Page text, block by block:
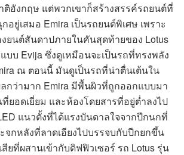
อังกฤษ แต่พวกเขาก็สร้างสรรค์รถยนต์ที่
ยู่เสมอ Emira เป็นรถยนต์พิเศษ เพราะ
งยนต์สันดาปภายในคันสุดท้ายของ Lotus
บบ Evija ซึ่งดูเหมือนจะเป็นรถที่ทรงพลัง
ณ ตอนนี้ มันดูเป็นรถที่น่าตื่นเต้นใน
กว่ามาก Emira มีพื้นผิวที่ถูกออกแบบมา
ยอดเยี่ยม และห้องโดยสารที่อยู่ต่ำลงไป
แนวตั้งที่ได้แรงบันดาลใจจากปีกนกที่
กหลังที่ลาดเอียงไปบรรจบกับปีกยกขึ้น
ยที่ผสานเข้ากับดิฟฟิวเซอร์ รถ Lotus รุ่น